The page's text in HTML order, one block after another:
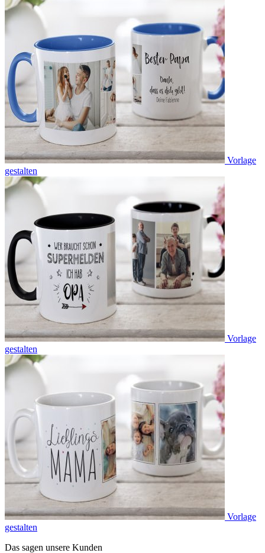
Vorlage
gestalten
Vorlage
gestalten
Vorlage
gestalten
Das sagen unsere Kunden